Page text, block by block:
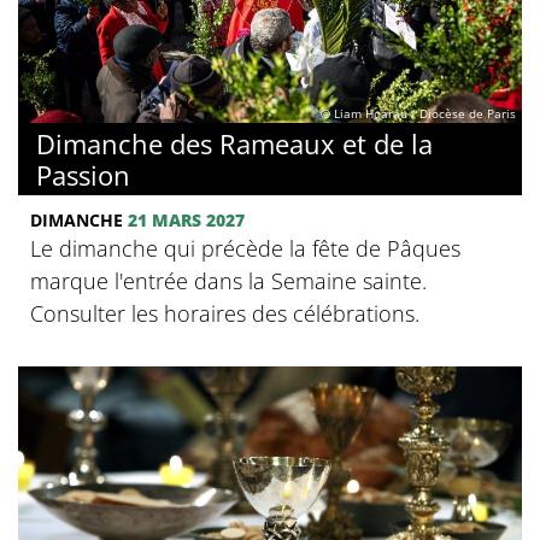
© Liam Hoarau / Diocèse de Paris
Dimanche des Rameaux et de la
Passion
DIMANCHE 21 MARS 2027
Le dimanche qui précède la fête de Pâques
marque l'entrée dans la Semaine sainte.
Consulter les horaires des célébrations.